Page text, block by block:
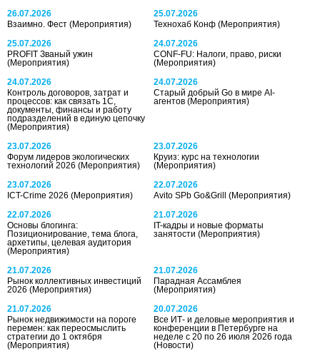
26.07.2026
Взаимно. Фест (Мероприятия)
25.07.2026
Технохаб Конф(Мероприятия)
25.07.2026
PROFIT Званый ужин
(Мероприятия)
24.07.2026
CONF-FU: Налоги, право, риски
(Мероприятия)
24.07.2026
Контроль договоров, затрат и
процессов: как связать 1С,
документы, финансы и работу
подразделений в единую цепочку
(Мероприятия)
24.07.2026
Старый добрый Go в мире AI-
агентов(Мероприятия)
23.07.2026
Форум лидеров экологических
технологий 2026 (Мероприятия)
23.07.2026
Круиз: курс на технологии
(Мероприятия)
23.07.2026
ICT-Crime 2026 (Мероприятия)
22.07.2026
Avito SPb Go&Grill(Мероприятия)
22.07.2026
Основы блогинга:
Позиционирование, тема блога,
архетипы, целевая аудитория
(Мероприятия)
21.07.2026
IT-кадры и новые форматы
занятости(Мероприятия)
21.07.2026
Рынок коллективных инвестиций
2026 (Мероприятия)
21.07.2026
Парадная Ассамблея
(Мероприятия)
21.07.2026
Рынок недвижимости на пороге
перемен: как переосмыслить
стратегии до 1 октября
(Мероприятия)
20.07.2026
Все ИТ- и деловые мероприятия и
конференции в Петербурге на
неделе с 20 по 26 июля 2026 года
(Новости)